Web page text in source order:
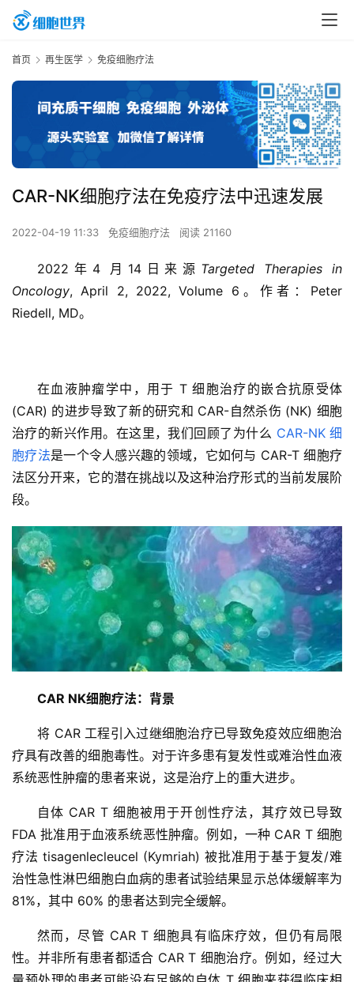
首页 再生医学 免疫细胞疗法
CAR-NK细胞疗法在免疫疗法中迅速发展
2022-04-19 11:33 免疫细胞疗法 阅读 21160
2022年4 月14日来源 Targeted Therapies in
Oncology, April 2, 2022, Volume 6。作者：Peter
Riedell, MD。
在血液肿瘤学中，用于 T 细胞治疗的嵌合抗原受体
(CAR) 的进步导致了新的研究和 CAR-自然杀伤 (NK) 细胞
治疗的新兴作用。在这里，我们回顾了为什么 CAR-NK 细
胞疗法是一个令人感兴趣的领域，它如何与 CAR-T 细胞疗
法区分开来，它的潜在挑战以及这种治疗形式的当前发展阶
段。
CAR NK细胞疗法：背景
将 CAR 工程引入过继细胞治疗已导致免疫效应细胞治
疗具有改善的细胞毒性。对于许多患有复发性或难治性血液
系统恶性肿瘤的患者来说，这是治疗上的重大进步。
自体 CAR T 细胞被用于开创性疗法，其疗效已导致
FDA 批准用于血液系统恶性肿瘤。例如，一种 CAR T 细胞
疗法 tisagenlecleucel (Kymriah) 被批准用于基于复发/难
治性急性淋巴细胞白血病的患者试验结果显示总体缓解率为
81%，其中 60% 的患者达到完全缓解。
然而，尽管 CAR T 细胞具有临床疗效，但仍有局限
性。并非所有患者都适合 CAR T 细胞治疗。例如，经过大